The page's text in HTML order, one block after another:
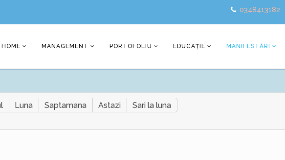
0348413182
HOME MANAGEMENT PORTOFOLIU EDUCAȚIE MANIFESTĂRI
Luna Saptamana Astazi Sari la luna